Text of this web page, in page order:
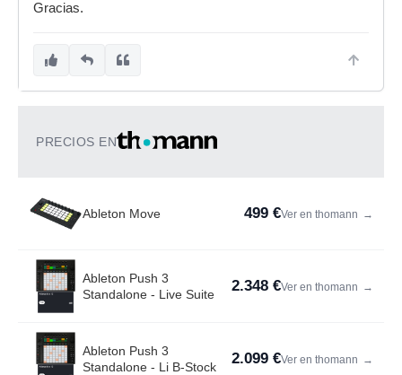
Gracias.
PRECIOS EN
Ableton Move 499 €Ver en thomann →
Ableton Push 3
Standalone - Live Suite
2.348 €Ver en thomann →
Ableton Push 3
Standalone - Li B-Stock
2.099 €Ver en thomann →